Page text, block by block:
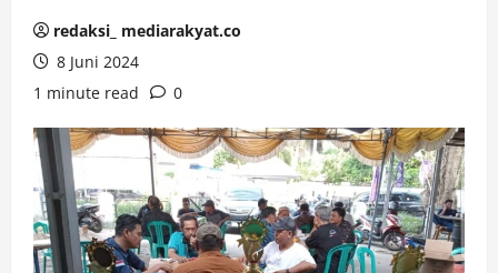
redaksi_ mediarakyat.co
8 Juni 2024
1 minute read
0